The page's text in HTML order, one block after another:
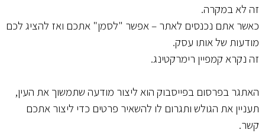
זה לא במקרה.
כאשר אתם נכנסים לאתר – אפשר "לסמן" אתכם ואז להציג לכם
מודעות של אותו עסק.
זה נקרא קמפיין רימרקטינג.
האתגר בפרסום בפייסבוק הוא ליצור מודעה שתמשוך את העין,
תעניין את הגולש ותגרום לו להשאיר פרטים כדי ליצור אתכם
קשר.